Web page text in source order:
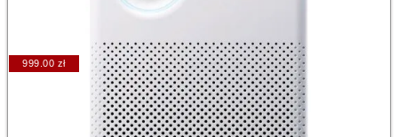
999.00 zł